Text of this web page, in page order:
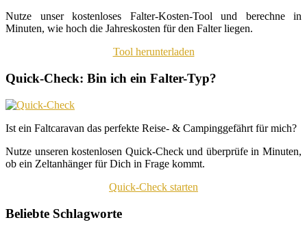
Nutze unser kostenloses Falter-Kosten-Tool und berechne in
Minuten, wie hoch die Jahreskosten für den Falter liegen.
Tool herunterladen
Quick-Check: Bin ich ein Falter-Typ?
Ist ein Faltcaravan das perfekte Reise- & Campinggefährt für mich?
Nutze unseren kostenlosen Quick-Check und überprüfe in Minuten,
ob ein Zeltanhänger für Dich in Frage kommt.
Quick-Check starten
Beliebte Schlagworte